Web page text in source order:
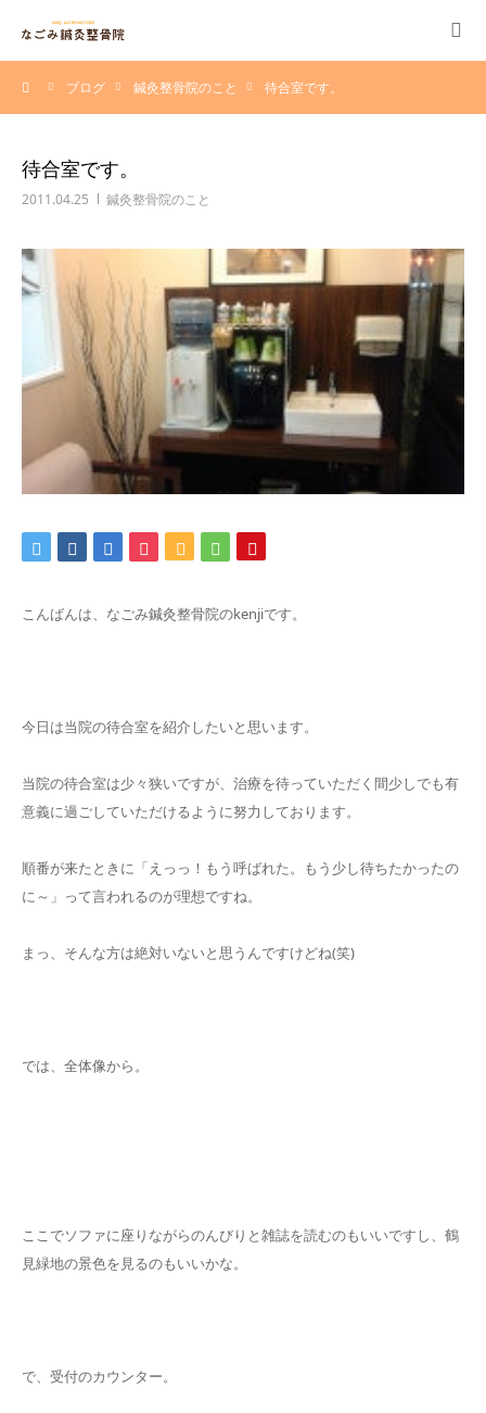
ブログ 鍼灸整骨院のこと 待合室です。
待合室です。
2011.04.25 鍼灸整骨院のこと
こんばんは、なごみ鍼灸整骨院のkenjiです。
今日は当院の待合室を紹介したいと思います。
当院の待合室は少々狭いですが、治療を待っていただく間少しでも有
意義に過ごしていただけるように努力しております。
順番が来たときに「えっっ！もう呼ばれた。もう少し待ちたかったの
に～ 」って言われるのが理想ですね。
まっ、そんな方は絶対いないと思うんですけどね(笑)
では、全体像から。
ここでソファに座りながらのんびりと雑誌を読むのもいいですし、鶴
見緑地の景色を見るのもいいかな。
で、受付のカウンター。
当院について
治療例
よくある質問
採用情報